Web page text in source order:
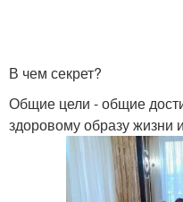
В чем секрет?
Общие цели - общие
здоровому образу жизни